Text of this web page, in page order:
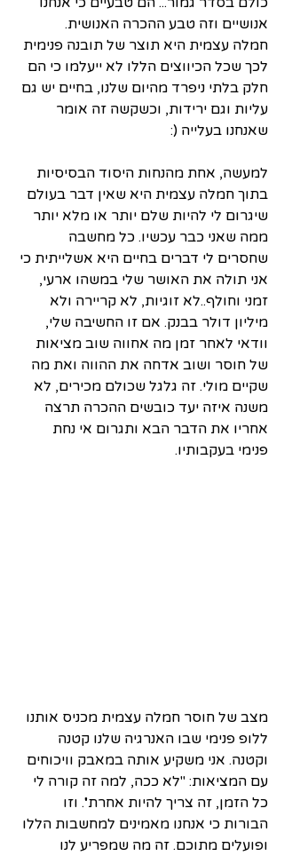
אנושיים וזה טבע ההכרה האנושית.
חמלה עצמית היא תוצר של תובנה פנימית
לכך שכל הכיווצים הללו לא ייעלמו כי הם
חלק בלתי ניפרד מהיום שלנו, בחיים יש גם
עליות וגם ירידות, וכשקשה זה אומר
שאנחנו בעלייה (:
למעשה, אחת מהנחות היסוד הבסיסיות
בתוך חמלה עצמית היא שאין דבר בעולם
שיגרום לי להיות שלם יותר או מלא יותר
ממה שאני כבר עכשיו. כל מחשבה
שחסרים לי דברים בחיים היא אשלייתית כי
אני תולה את האושר שלי במשהו ארעי,
זמני וחולף..לא זוגיות, לא קריירה ולא
מיליון דולר בבנק. אם זו החשיבה שלי,
וודאי לאחר זמן מה אחווה שוב מציאות
של חוסר ושוב אדחה את ההווה ואת מה
שקיים מולי. זה גלגל שכולם מכירים, לא
משנה איזה יעד כובשים ההכרה תרצה
אחריו את הדבר הבא ותגרום אי נחת
פנימי בעקבותיו.
מצב של חוסר חמלה עצמית מכניס אותנו
ללופ פנימי שבו האנרגיה שלנו קטנה
וקטנה. אני משקיע אותה במאבק וויכוחים
עם המציאות: "לא ככה, למה זה קורה לי
כל הזמן, זה צריך להיות אחרת''. וזו
הבורות כי אנחנו מאמינים למחשבות הללו
ופועלים מתוכם. זה מה שמפריע לנו